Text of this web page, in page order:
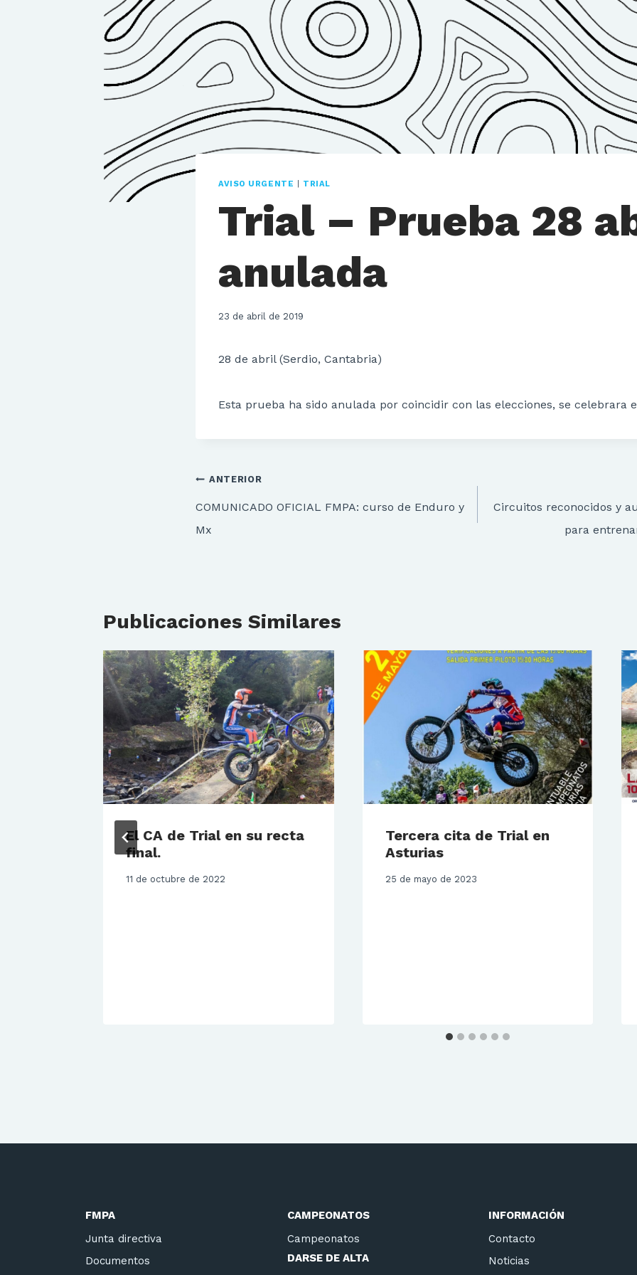
AVISO URGENTE TRIAL
Trial – Prueba 28
anulada
23 de abril de 2019
28 de abril (Serdio, Cantabria)
Esta prueba ha sido anulada por coincidir con las elecciones, se celebrara
Navegación
de
entradas
ANTERIOR
COMUNICADO OFICIAL FMPA: curso de Enduro y
Mx
Circuitos reconocidos y
para
Publicaciones Similares
El CA de Trial en su recta
final.
11 de octubre de 2022
Tercera cita de Trial en
Asturias
25 de mayo de 2023
FMPA
Junta directiva
Documentos
CAMPEONATOS
Campeonatos
DARSE DE ALTA
INFORMACIÓN
Contacto
Noticias